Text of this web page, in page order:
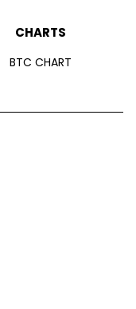
CHARTS
BTC CHART